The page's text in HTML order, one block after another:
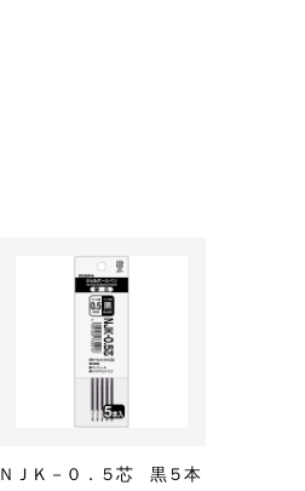
ＮＪＫ－０．５芯 黒５本